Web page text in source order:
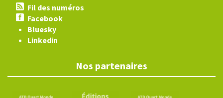
Fil des numéros
Facebook
Bluesky
Linkedin
Nos partenaires